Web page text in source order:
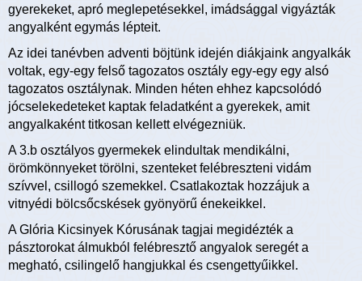
gyerekeket, apró meglepetésekkel, imádsággal vigyázták
angyalként egymás lépteit.
Az idei tanévben adventi böjtünk idején diákjaink angyalkák
voltak, egy-egy felső tagozatos osztály egy-egy egy alsó
tagozatos osztálynak. Minden héten ehhez kapcsolódó
jócselekedeteket kaptak feladatként a gyerekek, amit
angyalkaként titkosan kellett elvégezniük.
A 3.b osztályos gyermekek elindultak mendikálni,
örömkönnyeket törölni, szenteket felébreszteni vidám
szívvel, csillogó szemekkel. Csatlakoztak hozzájuk a
vitnyédi bölcsőcskések gyönyörű énekeikkel.
A Glória Kicsinyek Kórusának tagjai megidézték a
pásztorokat álmukból felébresztő angyalok seregét a
megható, csilingelő hangjukkal és csengettyűikkel.